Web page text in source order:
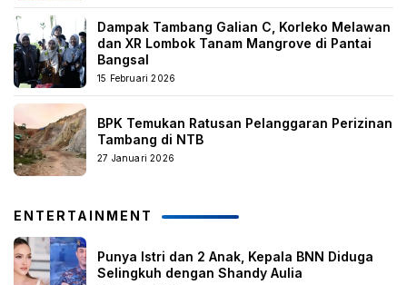
Dampak Tambang Galian C, Korleko Melawan
dan XR Lombok Tanam Mangrove di Pantai
Bangsal
15 Februari 2026
BPK Temukan Ratusan Pelanggaran Perizinan
Tambang di NTB
27 Januari 2026
ENTERTAINMENT
Punya Istri dan 2 Anak, Kepala BNN Diduga
Selingkuh dengan Shandy Aulia